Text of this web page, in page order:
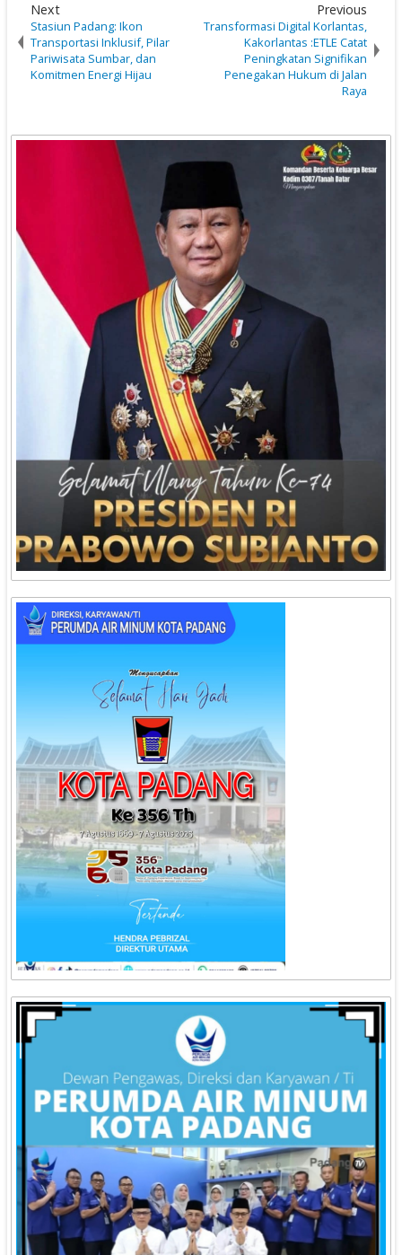
Next
Stasiun Padang: Ikon
Transportasi Inklusif, Pilar
Pariwisata Sumbar, dan
Komitmen Energi Hijau
Previous
Transformasi Digital Korlantas,
Kakorlantas :ETLE Catat
Peningkatan Signifikan
Penegakan Hukum di Jalan
Raya